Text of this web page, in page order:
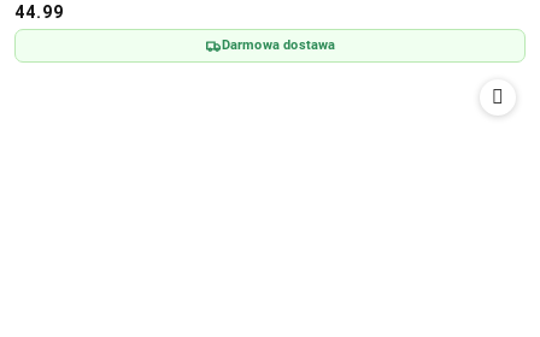
Cena:
44.99
Darmowa dostawa